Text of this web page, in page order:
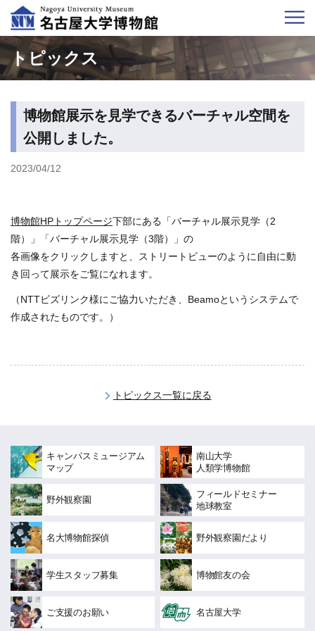
トピックス
博物館展示を見学できるバーチャル空間を
公開しました。
2023/04/12
博物館HPトップページ下部にある「バーチャル展示見学（2
階）」「バーチャル展示見学（3階）」の
各画像をクリックしますと、ストリートビューのように自由に動
き回って展示をご覧になれます。
（NTTビズリンク様にご協力いただき、Beamoというシステムで
作成されたものです。）
トピックス一覧に戻る
キャンパスミュージアム
マップ
南山大学
人類学博物館
野外観察園
フィールドセミナー
地球教室
名大博物館探偵 野外観察園だより
学生スタッフ募集 博物館友の会
ご支援のお願い 名古屋大学